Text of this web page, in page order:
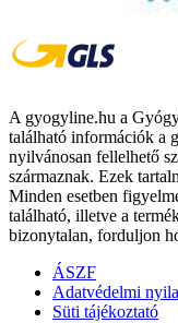
A gyogyline.hu a
található információk a
nyilvánosan fellelhető
származnak. Ezek
Minden esetben
található, illetve a
bizonytalan, forduljon
ÁSZF
Adatvédelmi
Süti tájékoztató